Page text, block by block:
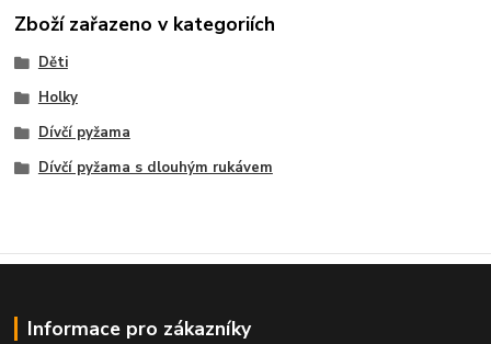
Zboží zařazeno v kategoriích
Děti
Holky
Dívčí pyžama
Dívčí pyžama s dlouhým rukávem
Informace pro zákazníky